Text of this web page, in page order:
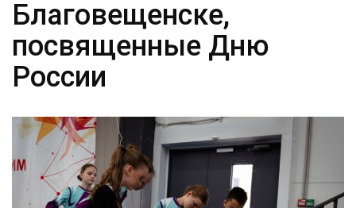
Благовещенске,
посвященные Дню
России